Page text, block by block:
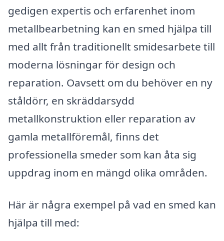
gedigen expertis och erfarenhet inom
metallbearbetning kan en smed hjälpa till
med allt från traditionellt smidesarbete till
moderna lösningar för design och
reparation. Oavsett om du behöver en ny
ståldörr, en skräddarsydd
metallkonstruktion eller reparation av
gamla metallföremål, finns det
professionella smeder som kan åta sig
uppdrag inom en mängd olika områden.
Här är några exempel på vad en smed kan
hjälpa till med: